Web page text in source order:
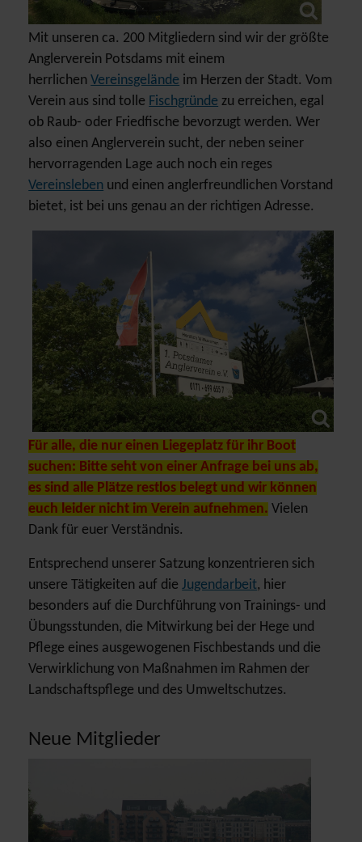
Mit unseren ca. 200 Mitgliedern sind wir der größte
Anglerverein Potsdams mit einem
herrlichenVereinsgelände im Herzen der Stadt. Vom
Verein aus sind tolle Fischgründe zu erreichen, egal
ob Raub- oder Friedfische bevorzugt werden. Wer
also einen Anglerverein sucht, der neben seiner
hervorragenden Lage auch noch ein reges
Vereinsleben und einen anglerfreundlichen Vorstand
bietet, ist bei uns genau an der richtigen Adresse.
Für alle, die nur einen Liegeplatz für ihr Boot
suchen: Bitte seht von einer Anfrage bei uns ab,
es sind alle Plätze restlos belegt und wir können
euch leider nicht im Verein aufnehmen. Vielen
Dank für euer Verständnis.
Entsprechend unserer Satzung konzentrieren sich
unsere Tätigkeiten auf dieJugendarbeit, hier
besonders auf die Durchführung von Trainings- und
Übungsstunden, die Mitwirkung bei der Hege und
Pflege eines ausgewogenen Fischbestands und die
Verwirklichung von Maßnahmen im Rahmen der
Landschaftspflege und des Umweltschutzes.
Neue Mitglieder